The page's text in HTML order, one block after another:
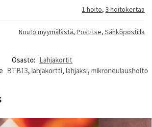
1 hoito, 3 hoitokertaa
Nouto myymälästä, Postitse, Sähköpostilla
Osasto: Lahjakortit
BTB13, lahjakortti, lahjaksi, mikroneulaushoito